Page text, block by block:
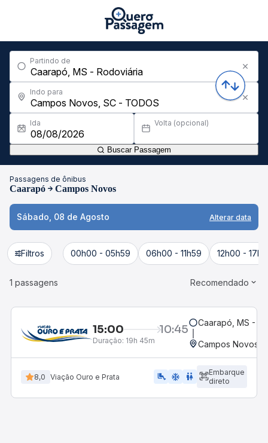
Partindo de
Indo para
Ida Volta (opcional)
Buscar Passagem
Passagens de ônibus
Caarapó Campos Novos
Sábado, 08 de Agosto Alterar data
Filtros 00h00 - 05h59 06h00 - 11h59 12h00 -
1 passagens Recomendado
15:00 10:45
Duração: 19h 45m
Caarapó, MS -
Campos Novos,
8,0 Viação Ouro e Prata airline_seat_legroom_extra ac_unit WC
Embarque
direto